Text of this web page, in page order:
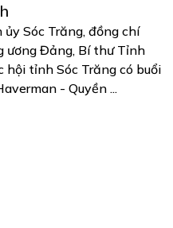
Sóc Trăng, đồng chí
ương Đảng, Bí thư Tỉnh
hội tỉnh Sóc Trăng có buổi
- Quyền ...